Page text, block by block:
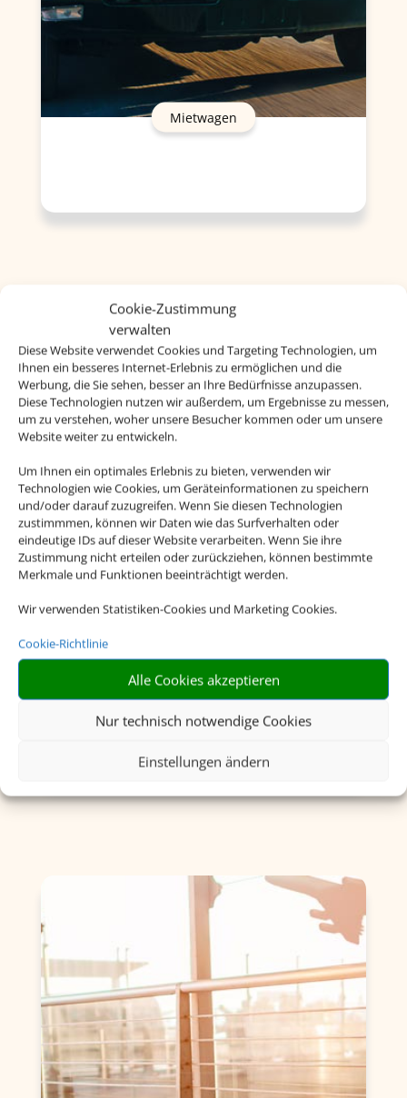
Cookie-Zustimmung
verwalten
Diese Website verwendet Cookies und Targeting Technologien, um
Ihnen ein besseres Internet-Erlebnis zu ermöglichen und die
Werbung, die Sie sehen, besser an Ihre Bedürfnisse anzupassen.
Diese Technologien nutzen wir außerdem, um Ergebnisse zu messen,
um zu verstehen, woher unsere Besucher kommen oder um unsere
Website weiter zu entwickeln.
Um Ihnen ein optimales Erlebnis zu bieten, verwenden wir
Technologien wie Cookies, um Geräteinformationen zu speichern
und/oder darauf zuzugreifen. Wenn Sie diesen Technologien
zustimmmen, können wir Daten wie das Surfverhalten oder
eindeutige IDs auf dieser Website verarbeiten. Wenn Sie ihre
Zustimmung nicht erteilen oder zurückziehen, können bestimmte
Merkmale und Funktionen beeinträchtigt werden.
Wir verwenden Statistiken-Cookies und Marketing Cookies.
Cookie-Richtlinie
Alle Cookies akzeptieren
Nur technisch notwendige Cookies
Einstellungen ändern
Mietwagen
Charterflug